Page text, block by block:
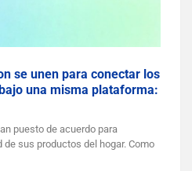
se unen para conectar los
una misma plataforma:
puesto de acuerdo para
sus productos del hogar. Como